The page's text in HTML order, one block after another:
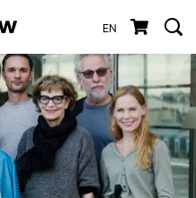
EN